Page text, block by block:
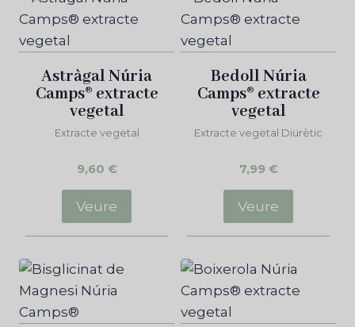
Astràgal Núria
Camps® extracte
vegetal
Extracte vegetal
9,60 €
Veure
Bedoll Núria
Camps® extracte
vegetal
Extracte vegetal Diürètic
7,99 €
Veure